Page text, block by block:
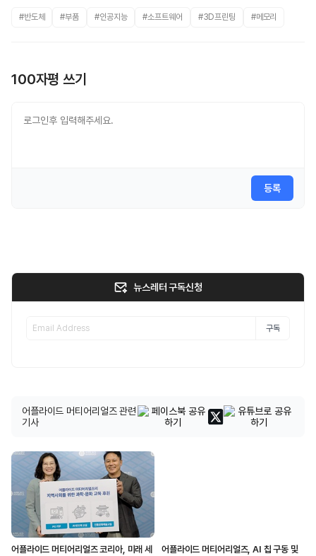
#반도체 #부품 #인공지능 #소프트웨어 #3D프린팅 #메모리
100자평 쓰기
등록
뉴스레터 구독신청
구독
어플라이드 머티어리얼즈 관련
기사
어플라이드 머티어리얼즈 코리아, 미래 세 어플라이드 머티어리얼즈, AI 칩 구동 및